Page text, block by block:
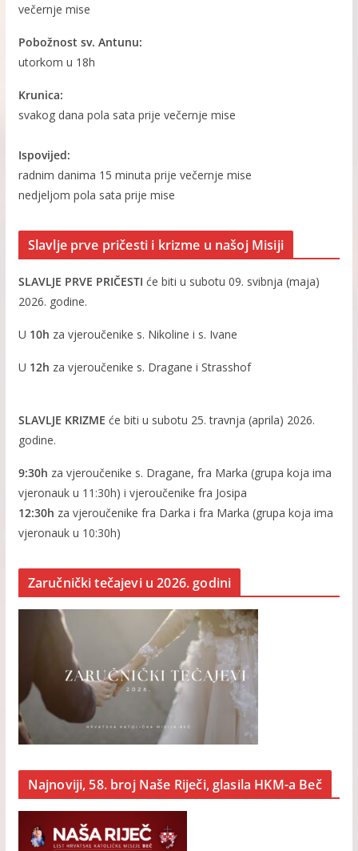
večernje mise
Pobožnost sv. Antunu:
utorkom u 18h
Krunica:
svakog dana pola sata prije večernje mise
Ispovijed:
radnim danima 15 minuta prije večernje mise
nedjeljom pola sata prije mise
Slavlje prve pričesti i krizme u našoj Misiji
SLAVLJE PRVE PRIČESTI će biti u subotu 09. svibnja (maja)
2026. godine.
U 10h za vjeroučenike s. Nikoline i s. Ivane
U 12h za vjeroučenike s. Dragane i Strasshof
SLAVLJE KRIZME će biti u subotu 25. travnja (aprila) 2026.
godine.
9:30h za vjeroučenike s. Dragane, fra Marka (grupa koja ima
vjeronauk u 11:30h) i vjeroučenike fra Josipa
12:30h za vjeroučenike fra Darka i fra Marka (grupa koja ima
vjeronauk u 10:30h)
Zaručnički tečajevi u 2026. godini
Najnoviji, 58. broj Naše Riječi, glasila HKM-a Beč